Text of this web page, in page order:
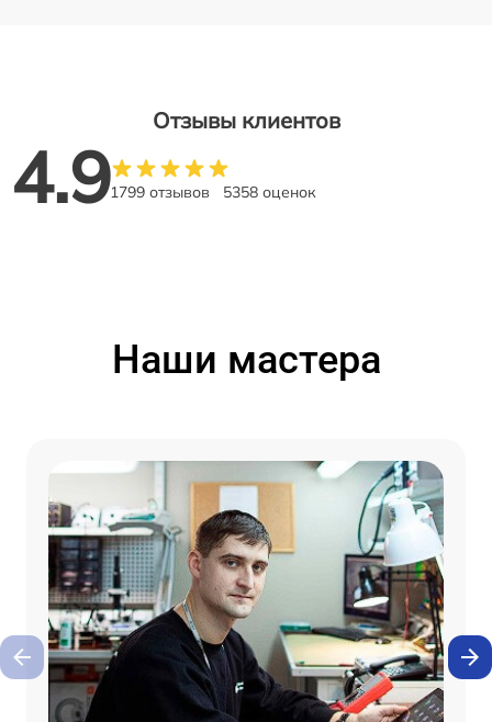
Отзывы клиентов
4.91799 отзывов 5358 оценок
Наши мастера